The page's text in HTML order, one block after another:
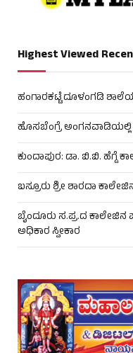
Highest Viewed
ಹಂಗಾರಕಟ್ಟೆ ದೂಳಂಗಡಿ
ಹೊಸಬೆಂಗ್ರೆ
ಕುಂದಾಪುರ: ಡಾ. ಬಿ.ಬಿ. ಹೆಗ್ಡೆ
ಬಸ್ರೂರು ಶ್ರೀ ಶಾರದಾ
ಬೈಂದೂರು ಸ.ಪ್ರ.ದ
ಅಧಿಕಾರ ಸ್ವೀಕಾರ